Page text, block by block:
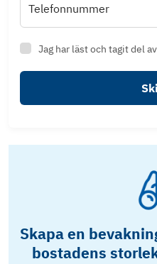
Telefonnummer
Jag har läst och tagit del av
Skapa en
bostadens